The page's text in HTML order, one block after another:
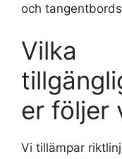
och
Vilka
er följer
Vi tillämpar